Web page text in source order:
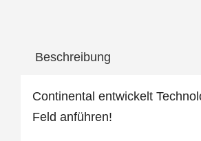
Beschreibung
Continental entwickelt
Feld anführen!